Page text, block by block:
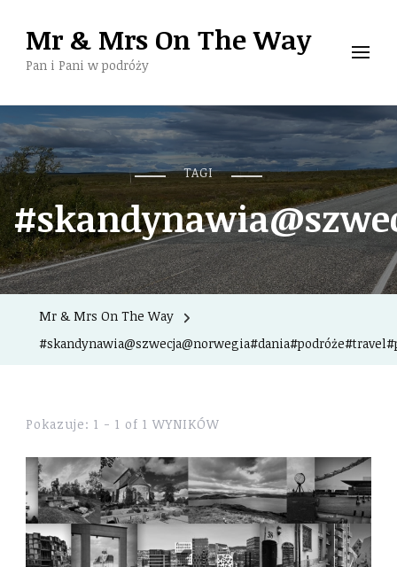
Mr & Mrs On The Way
Pan i Pani w podróży
TAGI
Mr & Mrs On The Way
Pokazuje: 1 - 1 of 1 WYNIKÓW